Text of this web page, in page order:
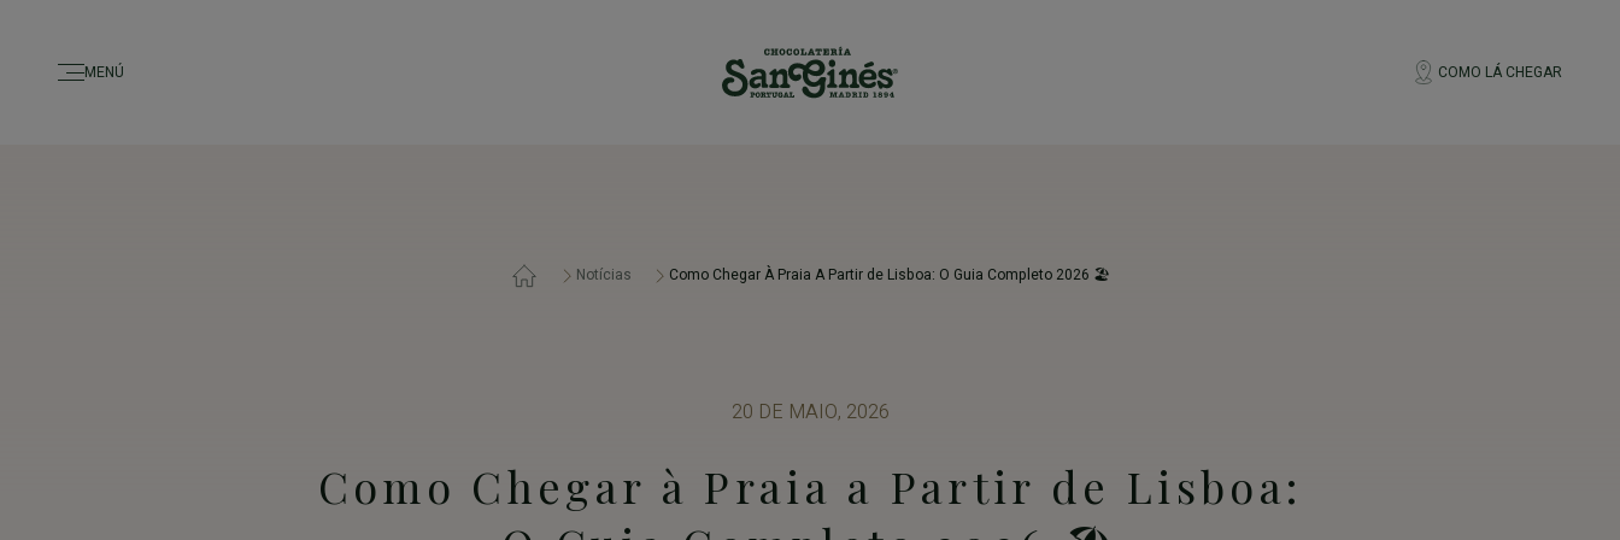
MENÚ COMO LÁ CHEGAR
Notícias Como Chegar À Praia A Partir de Lisboa: O Guia Completo 2026 🏖️
20 DE MAIO, 2026
Como Chegar à Praia a Partir de Lisboa: